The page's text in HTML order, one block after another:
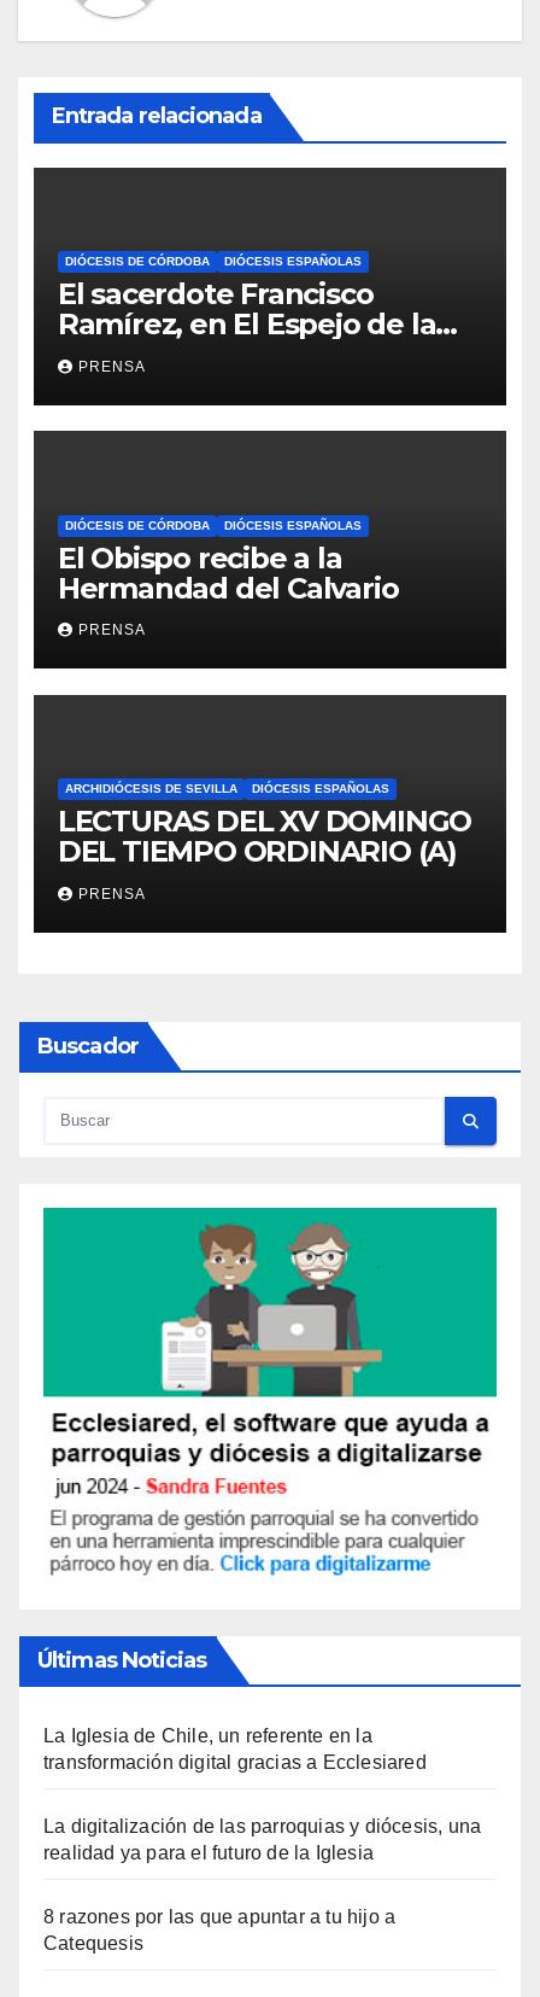
Entrada relacionada
DIÓCESIS DE CÓRDOBA DIÓCESIS ESPAÑOLAS
El sacerdote Francisco
Ramírez, en El Espejo de la
Iglesia
PRENSA
DIÓCESIS DE CÓRDOBA DIÓCESIS ESPAÑOLAS
El Obispo recibe a la
Hermandad del Calvario
PRENSA
ARCHIDIÓCESIS DE SEVILLA DIÓCESIS ESPAÑOLAS
LECTURAS DEL XV DOMINGO
DEL TIEMPO ORDINARIO (A)
PRENSA
Buscador
Últimas Noticias
La Iglesia de Chile, un referente en la
transformación digital gracias a Ecclesiared
La digitalización de las parroquias y diócesis, una
realidad ya para el futuro de la Iglesia
8 razones por las que apuntar a tu hijo a
Catequesis